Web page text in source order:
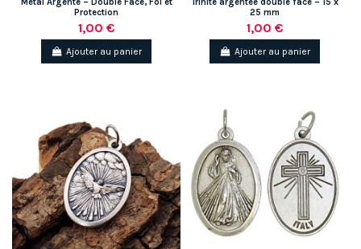
Protection
1,00 €
Ajouter au panier
25 mm
1,00 €
Ajouter au panier